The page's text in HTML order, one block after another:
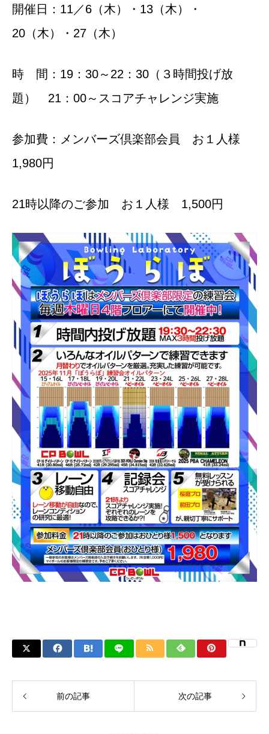
開催日：11／6（木）・13 （木）・
20（木）・27（木）
時 間：19：30～22：30（３時間投げ放
題） 21：00～スコアチャレンジ実施
参加費：メンバーズ倶楽部会員 お１人様
1,980円
21時以降のご参加 お１人様 1,500円
前の記事 次の記事